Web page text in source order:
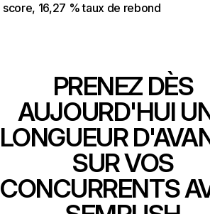
score, 16,27 % taux de rebond
PRENEZ DÈS
AUJOURD'HUI
LONGUEUR
SUR VOS
CONCURRENTS